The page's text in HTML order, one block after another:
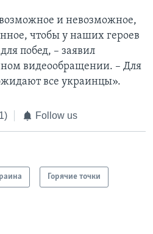
и невозможное,
чтобы у наших героев
побед, – заявил
видеообращении. – Для
все украинцы».
Follow us
Горячие точки